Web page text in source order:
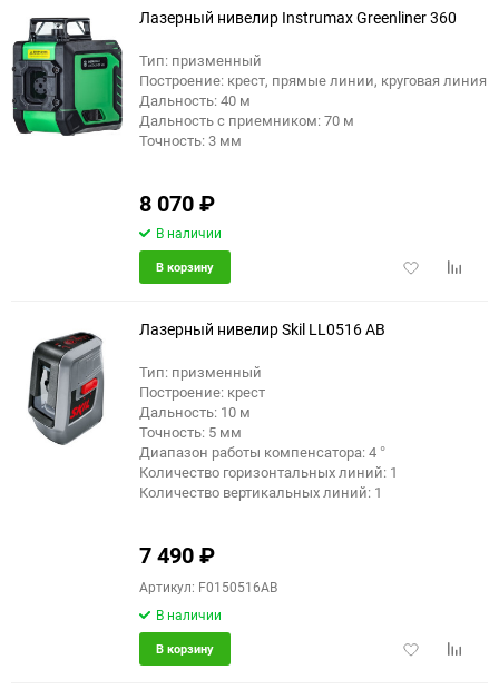
еще 5 фото
Лазерный нивелир Instrumax Greenliner 360
Тип: призменный
Построение: крест, прямые линии, круговая линия
Дальность: 40 м
Дальность с приемником: 70 м
Точность: 3 мм
8 070₽
В наличии
Добавить
В корзину
Лазерный нивелир Skil LL0516 AB
Тип: призменный
Построение: крест
Дальность: 10 м
Точность: 5 мм
Диапазон работы компенсатора: 4 °
Количество горизонтальных линий: 1
Количество вертикальных линий: 1
7 490₽
Артикул: F0150516AB
В наличии
Добавить
В корзину